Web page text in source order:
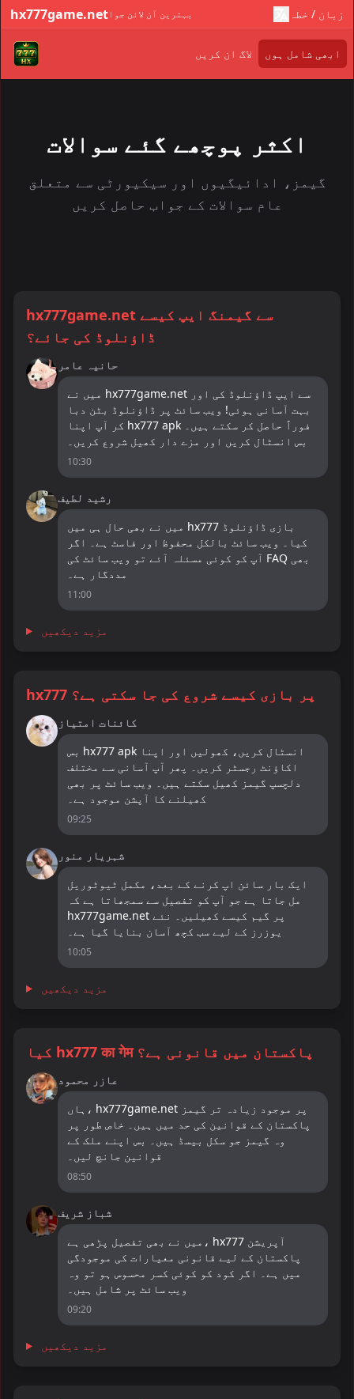
hx777game.netبہترین آن لائن جوا زبان / خطہ
لاگ ان کریں ابھی شامل ہوں
اکثر پوچھے گئے سوالات
گیمز، ادائیگیوں اور سیکیورٹی سے متعلق
عام سوالات کے جواب حاصل کریں
hx777game.net سے گیمنگ ایپ کیسے
ڈاؤنلوڈ کی جائے؟
حانیہ عامر
میں نے hx777game.net سے ایپ ڈاؤنلوڈ کی اور
بہت آسانی ہوئی! ویب سائٹ پر ڈاؤنلوڈ بٹن دبا
کر آپ اپنا hx777 apk فوراً حاصل کر سکتے ہیں۔
بس انسٹال کریں اور مزے دار کھیل شروع کریں۔
10:30
رشید لطیف
میں نے بھی حال ہی میں hx777 بازی ڈاؤنلوڈ
کیا۔ ویب سائٹ بالکل محفوظ اور فاسٹ ہے۔ اگر
آپ کو کوئی مسئلہ آئے تو ویب سائٹ کی FAQ بھی
مددگار ہے۔
11:00
مزید دیکھیں
hx777 پر بازی کیسے شروع کی جا سکتی ہے؟
کائنات امتیاز
بس hx777 apk انسٹال کریں، کھولیں اور اپنا
اکاؤنٹ رجسٹر کریں۔ پھر آپ آسانی سے مختلف
دلچسپ گیمز کھیل سکتے ہیں۔ ویب سائٹ پر بھی
کھیلنے کا آپشن موجود ہے۔
09:25
شہریار منور
ایک بار سائن اپ کرنے کے بعد، مکمل ٹیوٹوریل
مل جاتا ہے جو آپ کو تفصیل سے سمجھاتا ہے کہ
hx777game.net پر گیم کیسے کھیلیں۔ نئے
یوزرز کے لیے سب کچھ آسان بنایا گیا ہے۔
10:05
مزید دیکھیں
کیا hx777 का गेम پاکستان میں قانونی ہے؟
عازر محمود
ہاں، hx777game.net پر موجود زیادہ تر گیمز
پاکستان کے قوانین کی حد میں ہیں۔ خاص طور پر
وہ گیمز جو سکل بیسڈ ہیں۔ بس اپنے ملک کے
قوانین جانچ لیں۔
08:50
شباز شریف
میں نے بھی تفصیل پڑھی ہے، hx777 آپریشن
پاکستان کے لیے قانونی معیارات کی موجودگی
میں ہے۔ اگر کود کو کوئی کسر محسوس ہو تو وہ
ویب سائٹ پر شامل ہیں۔
09:20
مزید دیکھیں